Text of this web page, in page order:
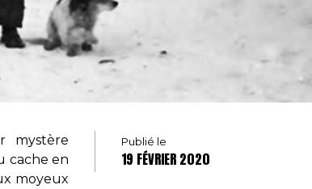
mystère
cache en
moyeux
Publié le
19 FÉVRIER 2020